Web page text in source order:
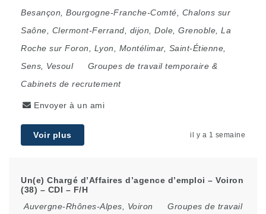
Besançon
Bourgogne-Franche-Comté
Chalons sur
Saône
Clermont-Ferrand dijon Dole Grenoble La
Roche sur Foron
Lyon Montélimar, Saint-Étienne
Sens
Vesoul
Groupes de travail temporaire &
Cabinets de recrutement
Envoyer à un ami
Voir plus il y a 1 semaine
Un(e) Chargé d’Affaires d’agence d’emploi – Voiron
(38) – CDI – F/H
Auvergne-Rhônes-Alpes
Voiron
Groupes de travail